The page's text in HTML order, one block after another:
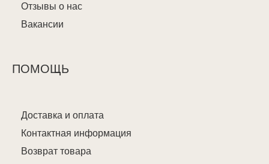
Отзывы о нас
Вакансии
ПОМОЩЬ
Доставка и оплата
Контактная информация
Возврат товара